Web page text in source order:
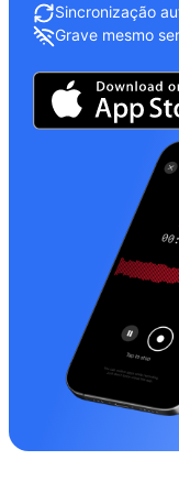
Sincronização
Grave mesmo